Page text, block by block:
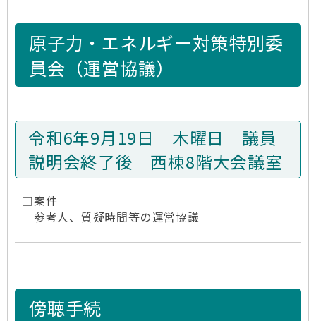
原子力・エネルギー対策特別委
員会（運営協議）
令和6年9月19日 木曜日 議員
説明会終了後 西棟8階大会議室
□案件
参考人、質疑時間等の運営協議
傍聴手続